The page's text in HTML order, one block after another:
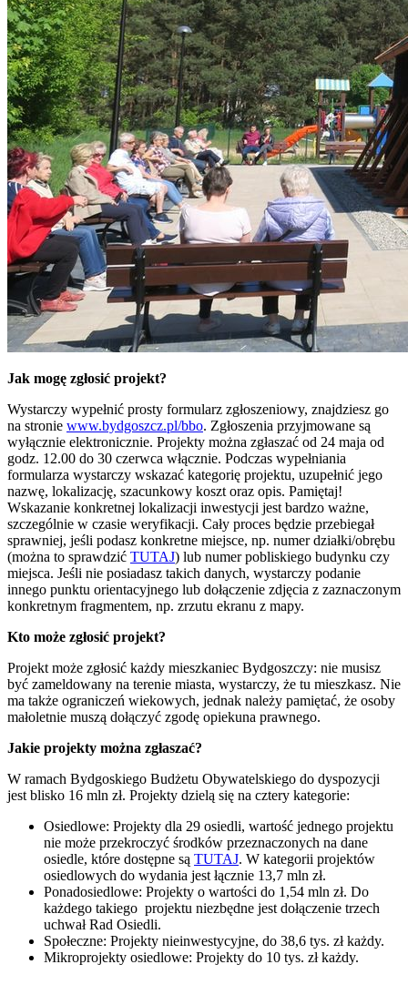
Jak mogę zgłosić projekt?
Wystarczy wypełnić prosty formularz zgłoszeniowy, znajdziesz go
na stronie www.bydgoszcz.pl/bbo. Zgłoszenia przyjmowane są
wyłącznie elektronicznie. Projekty można zgłaszać od 24 maja od
godz. 12.00 do 30 czerwca włącznie. Podczas wypełniania
formularza wystarczy wskazać kategorię projektu, uzupełnić jego
nazwę, lokalizację, szacunkowy koszt oraz opis. Pamiętaj!
Wskazanie konkretnej lokalizacji inwestycji jest bardzo ważne,
szczególnie w czasie weryfikacji. Cały proces będzie przebiegał
sprawniej, jeśli podasz konkretne miejsce, np. numer działki/obrębu
(można to sprawdzić TUTAJ) lub numer pobliskiego budynku czy
miejsca. Jeśli nie posiadasz takich danych, wystarczy podanie
innego punktu orientacyjnego lub dołączenie zdjęcia z zaznaczonym
konkretnym fragmentem, np. zrzutu ekranu z mapy.
Kto może zgłosić projekt?
Projekt może zgłosić każdy mieszkaniec Bydgoszczy: nie musisz
być zameldowany na terenie miasta, wystarczy, że tu mieszkasz. Nie
ma także ograniczeń wiekowych, jednak należy pamiętać, że osoby
małoletnie muszą dołączyć zgodę opiekuna prawnego.
Jakie projekty można zgłaszać?
W ramach Bydgoskiego Budżetu Obywatelskiego do dyspozycji
jest blisko 16 mln zł. Projekty dzielą się na cztery kategorie:
Osiedlowe: Projekty dla 29 osiedli, wartość jednego projektu
nie może przekroczyć środków przeznaczonych na dane
osiedle, które dostępne są TUTAJ. W kategorii projektów
osiedlowych do wydania jest łącznie 13,7 mln zł.
Ponadosiedlowe: Projekty o wartości do 1,54 mln zł. Do
każdego takiego projektu niezbędne jest dołączenie trzech
uchwał Rad Osiedli.
Społeczne: Projekty nieinwestycyjne, do 38,6 tys. zł każdy.
Mikroprojekty osiedlowe: Projekty do 10 tys. zł każdy.